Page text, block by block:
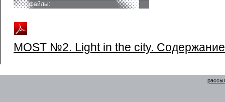
файлы:
MOST №2. Light in the city. Содержание